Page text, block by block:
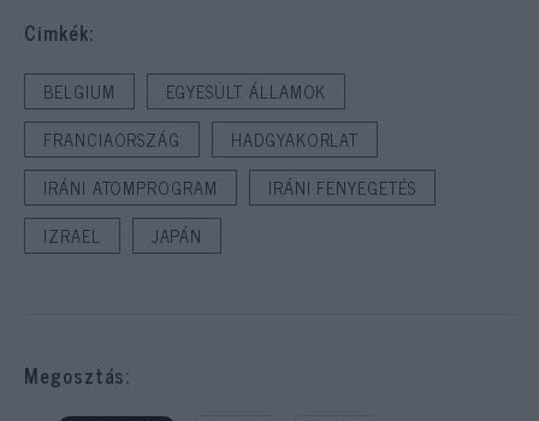
Cimkék:
BELGIUM
EGYESÜLT ÁLLAMOK
FRANCIAORSZÁG
HADGYAKORLAT
IRÁNI ATOMPROGRAM
IRÁNI FENYEGETÉS
IZRAEL
JAPÁN
Megosztás: